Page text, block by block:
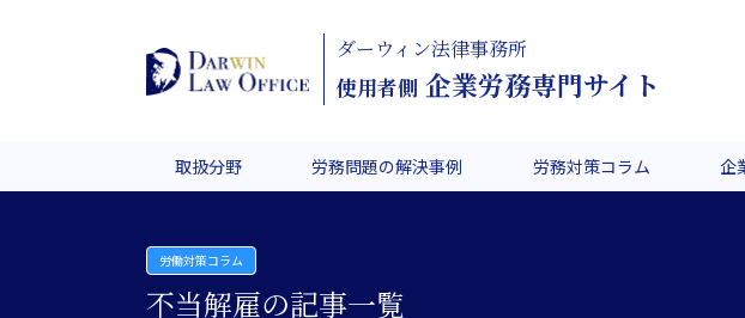
ダーウィン法律事務所
使用者側 企業労務専門サイト
取扱分野 労務問題の解決事例 労務対策コラム 企
労働対策コラム
不当解雇の記事一覧